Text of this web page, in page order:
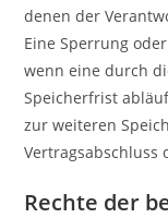
denen der
Eine Sperrung
wenn eine durch
Speicherfrist
zur weiteren
Vertragsabschluss
Rechte der